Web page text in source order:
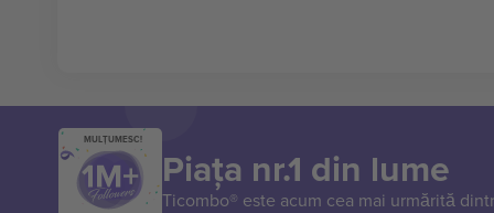
MULȚUMESC!
Piața nr.1 din lume
Ticombo® este acum cea mai urmărită